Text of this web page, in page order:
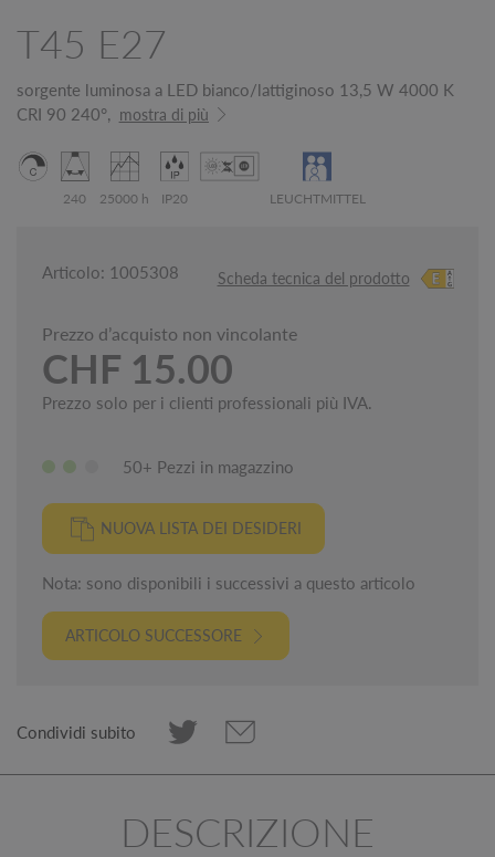
T45 E27
sorgente luminosa a LED bianco/lattiginoso 13,5 W 4000 K
CRI 90 240°,
mostra di più
240 25000 h IP20 LEUCHTMITTEL
Articolo: 1005308 Scheda tecnica del prodotto
Prezzo d’acquisto non vincolante
CHF 15.00
Prezzo solo per i clienti professionali più IVA.
50+ Pezzi in magazzino
NUOVA LISTA DEI DESIDERI
Nota: sono disponibili i successivi a questo articolo
ARTICOLO SUCCESSORE
Condividi subito
DESCRIZIONE